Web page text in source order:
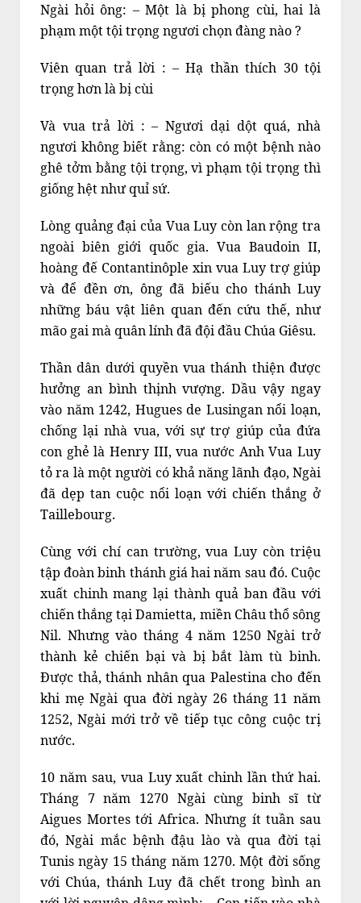
Ngài hỏi ông: – Một là bị phong cùi, hai là
phạm một tội trọng ngươi chọn đàng nào ?
Viên quan trả lời : – Hạ thần thích 30 tội
trọng hơn là bị cùi
Và vua trả lời : – Ngươi dại dột quá, nhà
ngươi không biết rằng: còn có một bệnh nào
ghê tởm bằng tội trọng, vì phạm tội trọng thì
giống hệt như quỉ sứ.
Lòng quảng đại của Vua Luy còn lan rộng tra
ngoài biên giới quốc gia. Vua Baudoin II,
hoàng đế Contantinôple xin vua Luy trợ giúp
và để đền ơn, ông đã biếu cho thánh Luy
những báu vật liên quan đến cứu thế, như
mão gai mà quân lính đã đội đầu Chúa Giêsu.
Thần dân dưới quyền vua thánh thiện được
hưởng an bình thịnh vượng. Dầu vậy ngay
vào năm 1242, Hugues de Lusingan nổi loạn,
chống lại nhà vua, với sự trợ giúp của đứa
con ghẻ là Henry III, vua nước Anh Vua Luy
tỏ ra là một người có khả năng lãnh đạo, Ngài
đã dẹp tan cuộc nổi loạn với chiến thắng ở
Taillebourg.
Cùng với chí can trường, vua Luy còn triệu
tập đoàn binh thánh giá hai năm sau đó. Cuộc
xuất chinh mang lại thành quả ban đầu với
chiến thắng tại Damietta, miền Châu thổ sông
Nil. Nhưng vào tháng 4 năm 1250 Ngài trở
thành kẻ chiến bại và bị bắt làm tù binh.
Được thả, thánh nhân qua Palestina cho đến
khi mẹ Ngài qua đời ngày 26 tháng 11 năm
1252, Ngài mới trở về tiếp tục công cuộc trị
nước.
10 năm sau, vua Luy xuất chinh lần thứ hai.
Tháng 7 năm 1270 Ngài cùng binh sĩ từ
Aigues Mortes tới Africa. Nhưng ít tuần sau
đó, Ngài mắc bệnh đậu lào và qua đời tại
Tunis ngày 15 tháng năm 1270. Một đời sống
với Chúa, thánh Luy đã chết trong bình an